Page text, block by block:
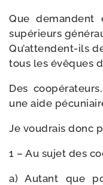
Que demandent
supé­rieurs
Qu’attendent-ils
tous les évêques
Des
une aide
Je vou­drais donc
1 – Au sujet des
a) Autant que